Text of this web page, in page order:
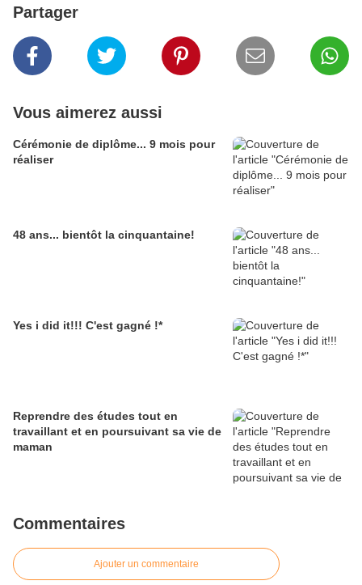
Partager
Vous aimerez aussi
Cérémonie de diplôme... 9 mois pour
réaliser
48 ans... bientôt la cinquantaine!
Yes i did it!!! C'est gagné !*
Reprendre des études tout en
travaillant et en poursuivant sa vie de
maman
Commentaires
Ajouter un commentaire